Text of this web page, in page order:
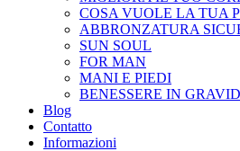
COSA VUOLE LA TUA
ABBRONZATURA
SUN SOUL
FOR MAN
MANI E PIEDI
BENESSERE IN
Blog
Contatto
Informazioni